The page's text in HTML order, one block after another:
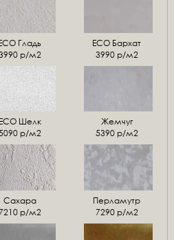
Гладь
р/м2
ECO Бархат
3990 р/м2
ЕСО Шелк
р/м2
Жемчуг
5390 р/м2
Сахара
р/м2
Перламутр
7290 р/м2